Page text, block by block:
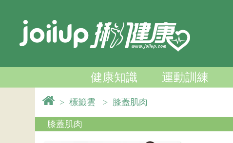
健康知識 運動訓練
> 標籤雲 > 膝蓋肌肉
膝蓋肌肉